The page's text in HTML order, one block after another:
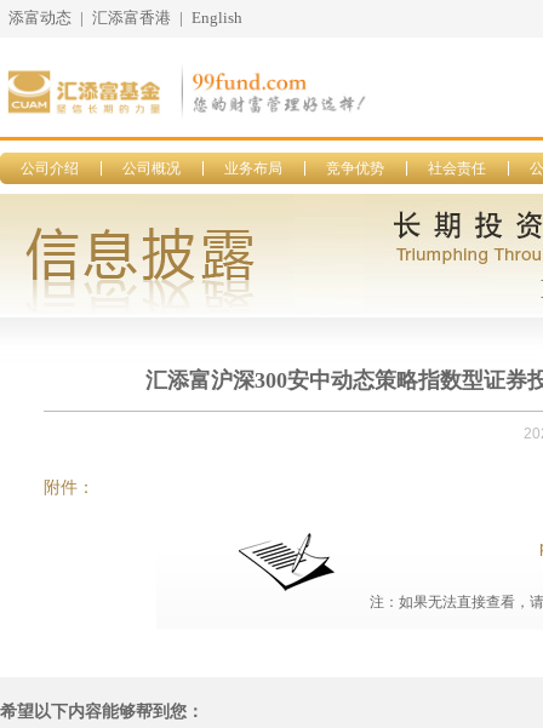
添富动态 | 汇添富香港 | English
公司介绍 公司概况 业务布局 竞争优势 社会责任
汇添富沪深300安中动态策略指数型证券
附件：
注：如果无法直接查看，
希望以下内容能够帮到您：